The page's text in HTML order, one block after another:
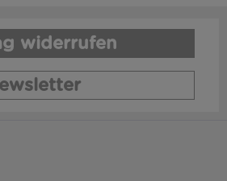
widerrufen